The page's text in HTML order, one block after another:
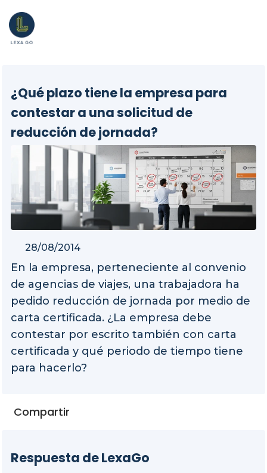
¿Qué plazo tiene la empresa para
contestar a una solicitud de
reducción de jornada?
28/08/2014
En la empresa, perteneciente al convenio
de agencias de viajes, una trabajadora ha
pedido reducción de jornada por medio de
carta certificada. ¿La empresa debe
contestar por escrito también con carta
certificada y qué periodo de tiempo tiene
para hacerlo?
Compartir
Respuesta de LexaGo